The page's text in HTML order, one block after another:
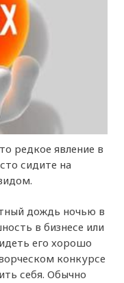
редкое явление в
сидите на
дождь ночью в
в бизнесе или
его хорошо
конкурсе
себя. Обычно